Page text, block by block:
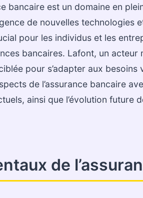
bancaire est un domaine en
de nouvelles technologies
pour les individus et les
bancaires. Lafont, un
pour s’adapter aux
de l’assurance bancaire
ainsi que l’évolution future
de